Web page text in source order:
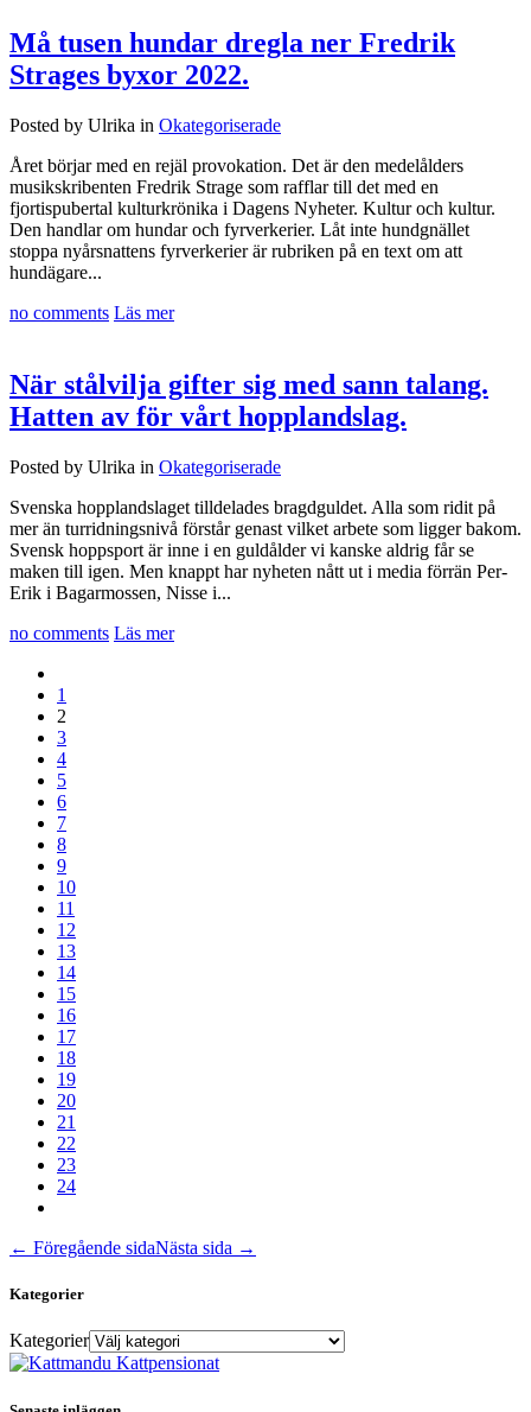
Må tusen hundar dregla ner Fredrik
Strages byxor 2022.
Posted by Ulrika in Okategoriserade
Året börjar med en rejäl provokation. Det är den medelålders
musikskribenten Fredrik Strage som rafflar till det med en
fjortispubertal kulturkrönika i Dagens Nyheter. Kultur och kultur.
Den handlar om hundar och fyrverkerier. Låt inte hundgnället
stoppa nyårsnattens fyrverkerier är rubriken på en text om att
hundägare...
no comments Läs mer
När stålvilja gifter sig med sann talang.
Hatten av för vårt hopplandslag.
Posted by Ulrika in Okategoriserade
Svenska hopplandslaget tilldelades bragdguldet. Alla som ridit på
mer än turridningsnivå förstår genast vilket arbete som ligger bakom.
Svensk hoppsport är inne i en guldålder vi kanske aldrig får se
maken till igen. Men knappt har nyheten nått ut i media förrän Per-
Erik i Bagarmossen, Nisse i...
no comments Läs mer
1
2
3
4
5
6
7
8
9
10
11
12
13
14
15
16
17
18
19
20
21
22
23
24
← Föregående sidaNästa sida →
Kategorier
Kategorier